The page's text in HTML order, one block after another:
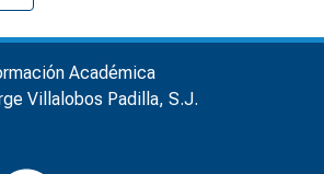
Académica
Villalobos Padilla, S.J.